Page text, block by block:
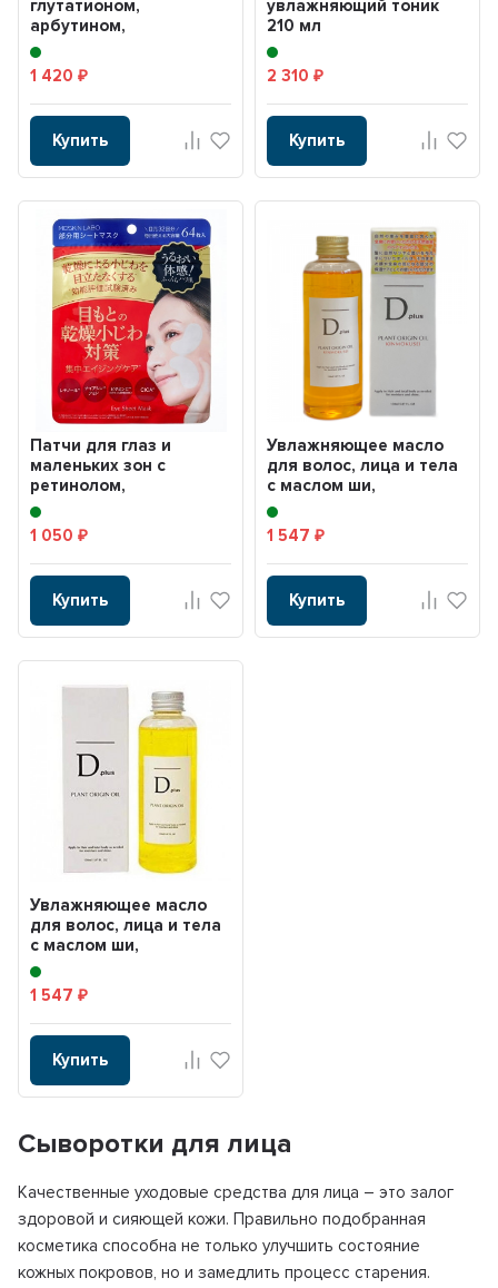
глутатионом,
арбутином,
церамидами,
гиалуроновой кислотой
и ...
1 420₽
Купить
увлажняющий тоник
210 мл
2 310 ₽
Купить
Патчи для глаз и
маленьких зон с
ретинолом,
ниацинамидом,
витамином С, CICA, ...
1 050₽
Купить
Увлажняющее масло
для волос, лица и тела
с маслом ши,
фуллереном,
скваланом, ...
1 547 ₽
Купить
Увлажняющее масло
для волос, лица и тела
с маслом ши,
фуллереном,
скваланом, ...
1 547₽
Купить
Сыворотки для лица
Качественные уходовые средства для лица – это залог
здоровой и сияющей кожи. Правильно подобранная
косметика способна не только улучшить состояние
кожных покровов, но и замедлить процесс старения.